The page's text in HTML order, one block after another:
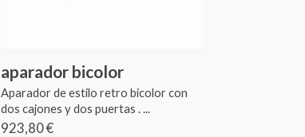
aparador bicolor
Aparador de estilo retro bicolor con
dos cajones y dos puertas . ...
923,80 €